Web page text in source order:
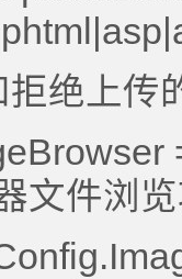
拒绝上传
文件浏